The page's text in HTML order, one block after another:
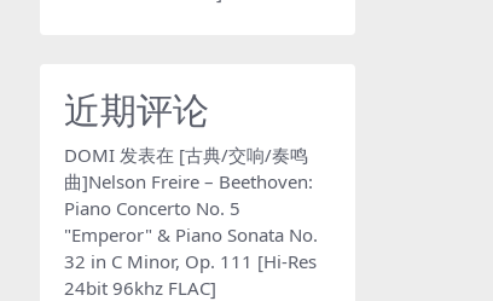
近期评论
DOMI 发表在 [古典/交响/奏鸣
曲]Nelson Freire – Beethoven:
Piano Concerto No. 5
"Emperor" & Piano Sonata No.
32 in C Minor, Op. 111 [Hi-Res
24bit 96khz FLAC]